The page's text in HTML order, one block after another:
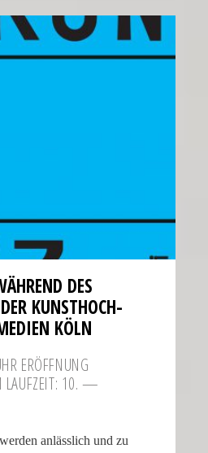
DES
KUNST­HOCH­
KÖLN
ERÖFF­NUNG
LAUFZEIT: 10. —
anlässlich und zu